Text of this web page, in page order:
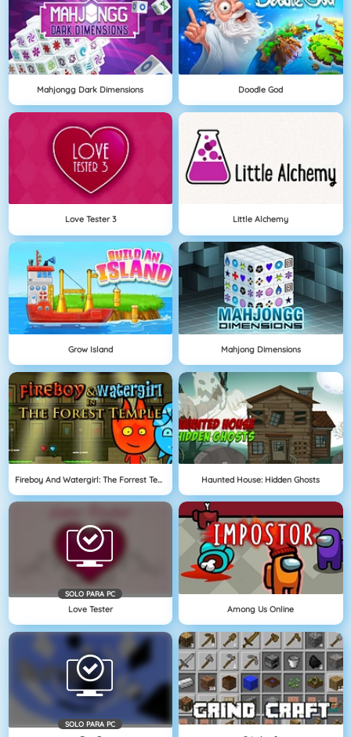
Mahjongg Dark Dimensions Doodle God
Love Tester 3 Little Alchemy
Grow Island Mahjong Dimensions
Fireboy And Watergirl: The Forrest Temple Haunted House: Hidden Ghosts
SOLO PARA PC
Love Tester Among Us Online
SOLO PARA PC